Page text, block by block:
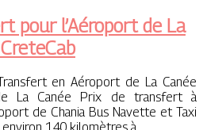
pour l’Aéroport de La
en Aéroport de La Canée
La Canée Prix de transfert à
de Chania Bus Navette et Taxi
140 kilomètres à…